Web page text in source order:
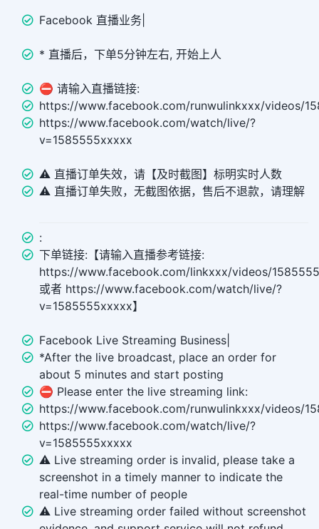
Facebook 直播业务|
* 直播后，下单5分钟左右, 开始上人
⛔ 请输入直播链接:
https://www.facebook.com/runwulinkxxx/videos/
https://www.facebook.com/watch/live/?
v=1585555xxxxx
⚠️ 直播订单失效，请【及时截图】标明实时人数
⚠️ 直播订单失败，无截图依据，售后不退款，请理解
:
下单链接:【请输入直播参考链接:
https://www.facebook.com/linkxxx/videos/
或者 https://www.facebook.com/watch/live/?
v=1585555xxxxx】
Facebook Live Streaming Business|
*After the live broadcast, place an order for
about 5 minutes and start posting
⛔ Please enter the live streaming link:
https://www.facebook.com/runwulinkxxx/videos/
https://www.facebook.com/watch/live/?
v=1585555xxxxx
⚠️ Live streaming order is invalid, please take a
screenshot in a timely manner to indicate the
real-time number of people
⚠️ Live streaming order failed without screenshot